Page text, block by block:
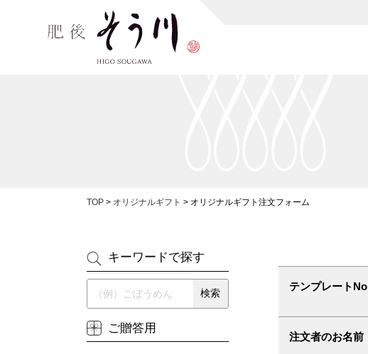
TOP > オリジナルギフト > オリジナルギフト注文フォーム
テンプレートNo
注文者のお名前
キーワードで探す
ご贈答用